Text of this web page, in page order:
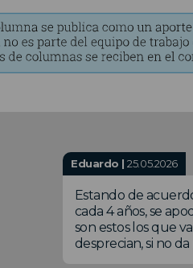
Eduardo |25.05.2026
Estando de
cada 4 años, se
son estos los que
desprecian, si no